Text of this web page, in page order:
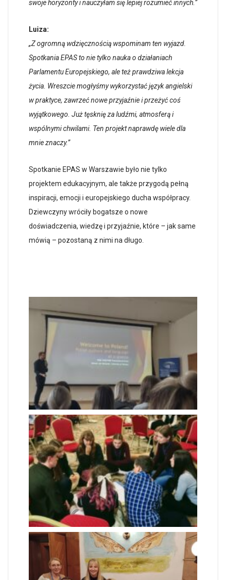
swoje horyzonty i nauczyłam się lepiej rozumieć innych.”
Luiza:
„Z ogromną wdzięcznością wspominam ten wyjazd.
Spotkania EPAS to nie tylko nauka o działaniach
Parlamentu Europejskiego, ale też prawdziwa lekcja
życia. Wreszcie mogłyśmy wykorzystać język angielski
w praktyce, zawrzeć nowe przyjaźnie i przeżyć coś
wyjątkowego. Już tęsknię za ludźmi, atmosferą i
wspólnymi chwilami. Ten projekt naprawdę wiele dla
mnie znaczy.”
Spotkanie EPAS w Warszawie było nie tylko
projektem edukacyjnym, ale także przygodą pełną
inspiracji, emocji i europejskiego ducha współpracy.
Dziewczyny wróciły bogatsze o nowe
doświadczenia, wiedzę i przyjaźnie, które – jak same
mówią – pozostaną z nimi na długo.